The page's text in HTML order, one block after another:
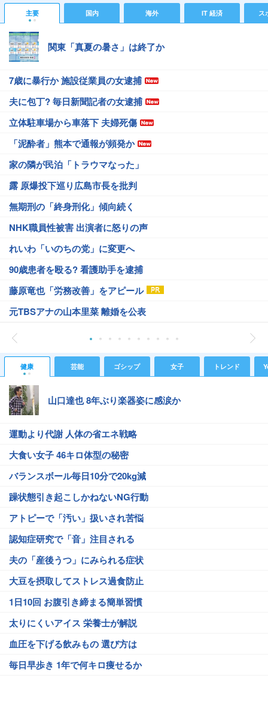
主要 国内 海外 IT 経済 ス
関東「真夏の暑さ」は終了か
7歳に暴行か 施設従業員の女逮捕
夫に包丁? 毎日新聞記者の女逮捕
立体駐車場から車落下 夫婦死傷
「泥酔者」熊本で通報が頻発か
家の隣が民泊「トラウマなった」
露 原爆投下巡り広島市長を批判
無期刑の「終身刑化」傾向続く
NHK職員性被害 出演者に怒りの声
れいわ「いのちの党」に変更へ
90歳患者を殴る? 看護助手を逮捕
藤原竜也「労務改善」をアピール
元TBSアナの山本里菜 離婚を公表
健康 芸能 ゴシップ 女子 トレンド
山口達也 8年ぶり楽器姿に感涙か
運動より代謝 人体の省エネ戦略
大食い女子 46キロ体型の秘密
バランスボール毎日10分で20kg減
躁状態引き起こしかねないNG行動
アトピーで「汚い」扱いされ苦悩
認知症研究で「音」注目される
夫の「産後うつ」にみられる症状
大豆を摂取してストレス過食防止
1日10回 お腹引き締まる簡単習慣
太りにくいアイス 栄養士が解説
血圧を下げる飲みもの 選び方は
毎日早歩き 1年で何キロ痩せるか